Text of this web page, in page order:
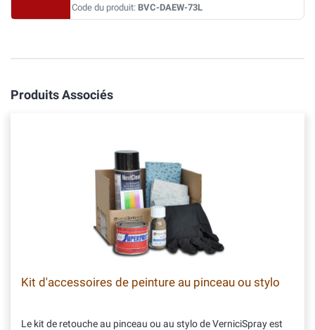
Code du produit: BVC-DAEW-73L
Produits Associés
Kit d'accessoires de peinture au pinceau ou stylo
Le kit de retouche au pinceau ou au stylo de VerniciSpray est